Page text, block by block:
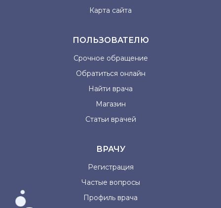
Карта сайта
ПОЛЬЗОВАТЕЛЮ
Срочное обращение
Обратиться онлайн
Найти врача
Магазин
Статьи врачей
ВРАЧУ
Регистрация
Частые вопросы
Профиль врача